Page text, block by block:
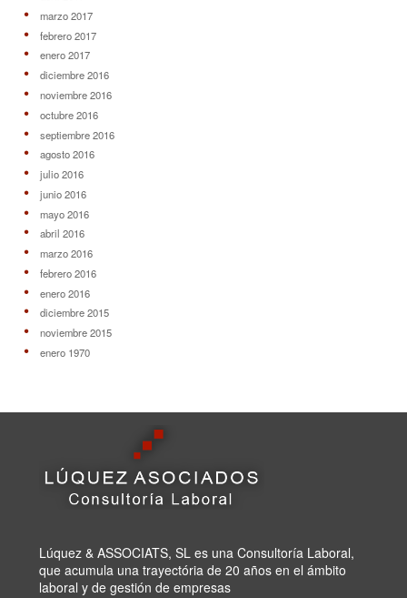
marzo 2017
febrero 2017
enero 2017
diciembre 2016
noviembre 2016
octubre 2016
septiembre 2016
agosto 2016
julio 2016
junio 2016
mayo 2016
abril 2016
marzo 2016
febrero 2016
enero 2016
diciembre 2015
noviembre 2015
enero 1970
Lúquez & ASSOCIATS, SL es una Consultoría Laboral,
que acumula una trayectória de 20 años en el ámbito
laboral y de gestión de empresas